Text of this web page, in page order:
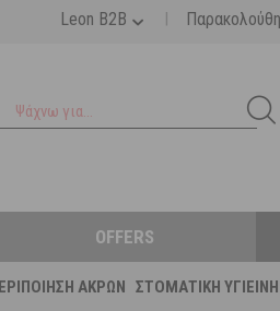
Leon B2B |
ΆΚΡΩΝ ΣΤΟΜΑΤΙΚΉ ΥΓΙΕΙΝΉ
OFFERS